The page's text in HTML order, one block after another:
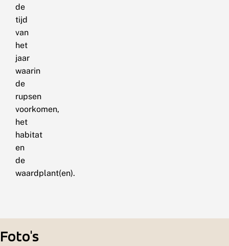
de
tijd
van
het
jaar
waarin
de
rupsen
voorkomen,
het
habitat
en
de
waardplant(en).
Foto's